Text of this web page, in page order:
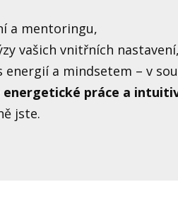
a mentoringu,
vašich vnitřních
energií a mindsetem – v
energetické práce a
jste.